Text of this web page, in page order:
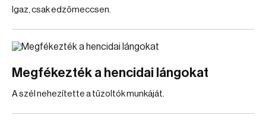
Igaz, csak edzőmeccsen.
Megfékezték a hencidai lángokat
A szél nehezítette a tűzoltók munkáját.